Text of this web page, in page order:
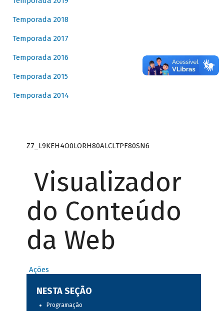
Temporada 2018
Temporada 2017
Temporada 2016
Temporada 2015
Temporada 2014
Z7_L9KEH4O0LORH80ALCLTPF80SN6
Visualizador
do Conteúdo
da Web
Ações
NESTA SEÇÃO
Programação